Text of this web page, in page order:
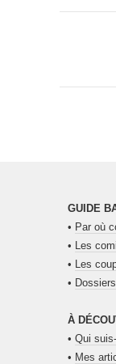
GUIDE
• Par où
•
Les
•
Les
•
À
• Qui
• Mes